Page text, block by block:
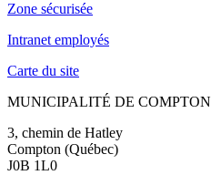
Zone sécurisée
Intranet employés
Carte du site
MUNICIPALITÉ DE COMPTON
3, chemin de Hatley
Compton (Québec)
J0B 1L0